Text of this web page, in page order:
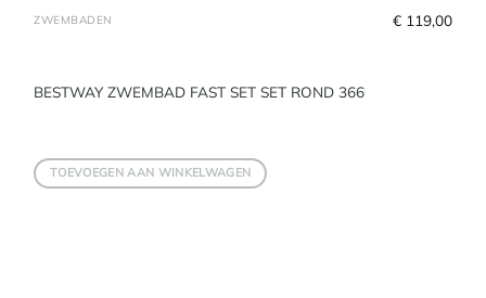
ZWEMBADEN
BESTWAY ZWEMBAD FAST SET SET ROND 366
€ 119,00
TOEVOEGEN AAN WINKELWAGEN